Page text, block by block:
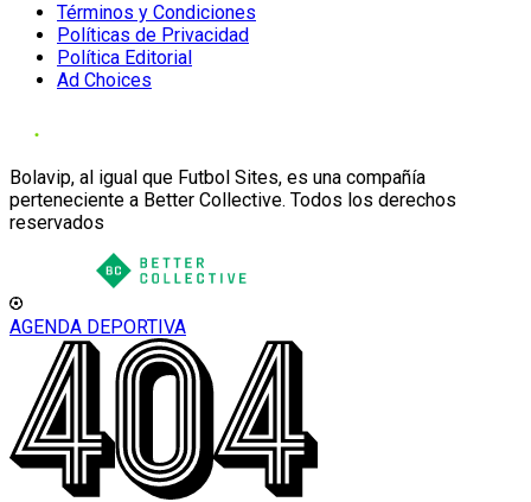
Términos y Condiciones
Políticas de Privacidad
Política Editorial
Ad Choices
Bolavip, al igual que Futbol Sites, es una compañía
perteneciente a Better Collective. Todos los derechos
reservados
AGENDA DEPORTIVA